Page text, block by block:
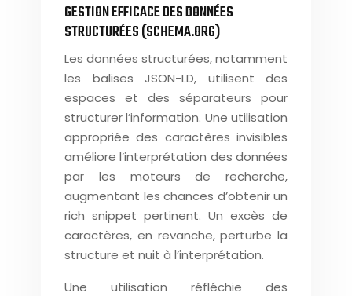
GESTION EFFICACE DES DONNÉES
STRUCTURÉES (SCHEMA.ORG)
Les données structurées, notamment
les balises JSON-LD, utilisent des
espaces et des séparateurs pour
structurer l’information. Une utilisation
appropriée des caractères invisibles
améliore l’interprétation des données
par les moteurs de recherche,
augmentant les chances d’obtenir un
rich snippet pertinent. Un excès de
caractères, en revanche, perturbe la
structure et nuit à l’interprétation.
Une utilisation réfléchie des